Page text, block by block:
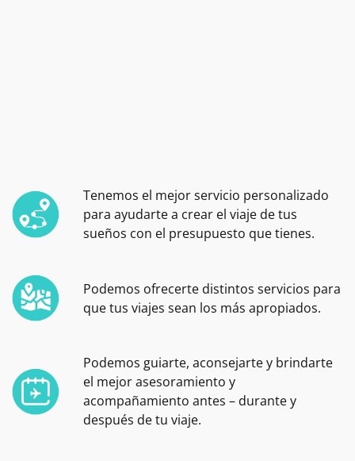
Tenemos el mejor servicio personalizado
para ayudarte a crear el viaje de tus
sueños con el presupuesto que tienes.
Podemos ofrecerte distintos servicios para
que tus viajes sean los más apropiados.
Podemos guiarte, aconsejarte y brindarte
el mejor asesoramiento y
acompañamiento antes – durante y
después de tu viaje.